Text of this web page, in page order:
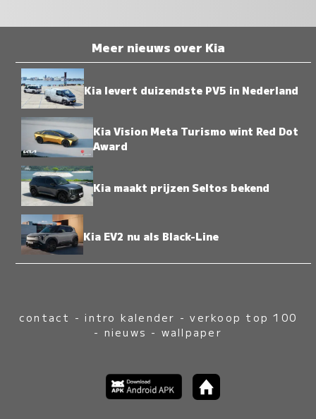
Meer nieuws over Kia
Kia levert duizendste PV5 in Nederland
Kia Vision Meta Turismo wint Red Dot
Award
Kia maakt prijzen Seltos bekend
Kia EV2 nu als Black-Line
contact -intro kalender -verkoop top 100
- nieuws - wallpaper